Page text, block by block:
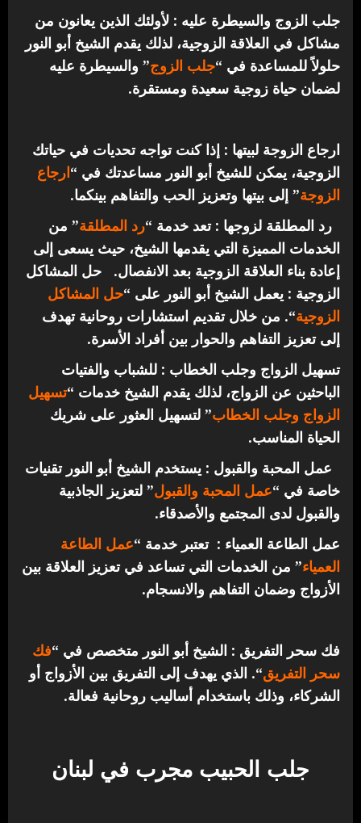
جلب الزوج والسيطرة عليه : لأولئك الذين يعانون من
مشاكل في العلاقة الزوجية، لذلك يقدم الشيخ أبو النور
حلولاً للمساعدة في “جلب الزوج” والسيطرة عليه
لضمان حياة زوجية سعيدة ومستقرة.
ارجاع الزوجة لبيتها : إذا كنت تواجه تحديات في حياتك
الزوجية، يمكن للشيخ أبو النور مساعدتك في “ارجاع
الزوجة” إلى بيتها وتعزيز الحب والتفاهم بينكما.
رد المطلقة لزوجها : تعد خدمة “رد المطلقة” من
الخدمات المميزة التي يقدمها الشيخ، حيث يسعى إلى
إعادة بناء العلاقة الزوجية بعد الانفصال.
حل المشاكل
الزوجية : يعمل الشيخ أبو النور على “حل المشاكل
الزوجية“. من خلال تقديم استشارات روحانية تهدف
إلى تعزيز التفاهم والحوار بين أفراد الأسرة.
تسهيل الزواج وجلب الخطاب : للشباب والفتيات
الباحثين عن الزواج، لذلك يقدم الشيخ خدمات “تسهيل
الزواج وجلب الخطاب” لتسهيل العثور على شريك
الحياة المناسب.
عمل المحبة والقبول : يستخدم الشيخ أبو النور تقنيات
خاصة في “عمل المحبة والقبول” لتعزيز الجاذبية
والقبول لدى المجتمع والأصدقاء.
عمل الطاعة العمياء : تعتبر خدمة “عمل الطاعة
العمياء” من الخدمات التي تساعد في تعزيز العلاقة بين
الأزواج وضمان التفاهم والانسجام.
فك سحر التفريق : الشيخ أبو النور متخصص في “فك
سحر التفريق“. الذي يهدف إلى التفريق بين الأزواج أو
الشركاء، وذلك باستخدام أساليب روحانية فعالة.
جلب الحبيب مجرب في لبنان